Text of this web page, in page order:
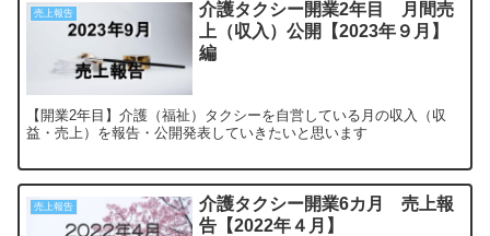
売上報告
介護タクシー開業2年目 月間売
上（収入）公開【2023年９月】
編
【開業2年目】介護（福祉）タクシーを自営している月の収入（収
益・売上）を報告・公開発表していきたいと思います
売上報告
介護タクシー開業6カ月 売上報
告【2022年４月】